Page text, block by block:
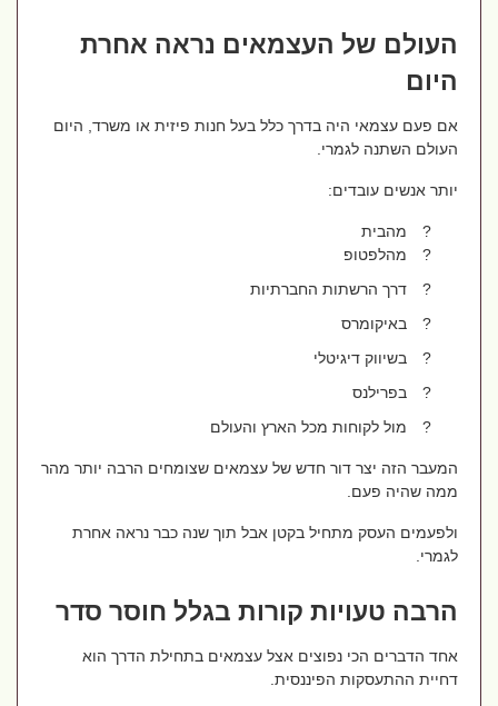
העולם של העצמאים נראה אחרת
היום
אם פעם עצמאי היה בדרך כלל בעל חנות פיזית או משרד, היום
העולם השתנה לגמרי.
יותר אנשים עובדים:
מהבית
מהלפטופ
דרך הרשתות החברתיות
באיקומרס
בשיווק דיגיטלי
בפרילנס
מול לקוחות מכל הארץ והעולם
המעבר הזה יצר דור חדש של עצמאים שצומחים הרבה יותר מהר
ממה שהיה פעם.
ולפעמים העסק מתחיל בקטן אבל תוך שנה כבר נראה אחרת
לגמרי.
הרבה טעויות קורות בגלל חוסר סדר
אחד הדברים הכי נפוצים אצל עצמאים בתחילת הדרך הוא
דחיית ההתעסקות הפיננסית.